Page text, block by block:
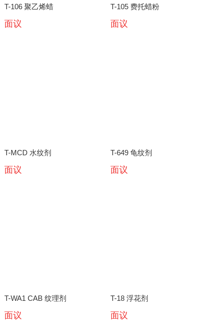
T-106 聚乙烯蜡
面议
T-105 费托蜡粉
面议
T-MCD 水纹剂
面议
T-649 龟纹剂
面议
T-WA1 CAB 纹理剂
面议
T-18 浮花剂
面议